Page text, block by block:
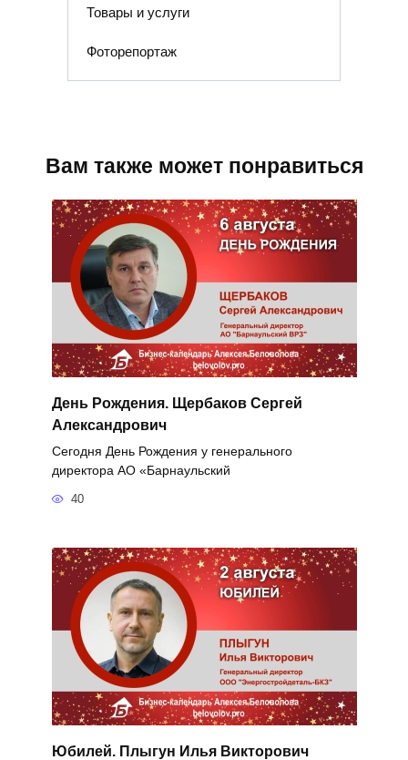
Товары и услуги
Фоторепортаж
Вам также может понравиться
День Рождения. Щербаков Сергей
Александрович
Сегодня День Рождения у генерального
директора АО «Барнаульский
40
Юбилей. Плыгун Илья Викторович